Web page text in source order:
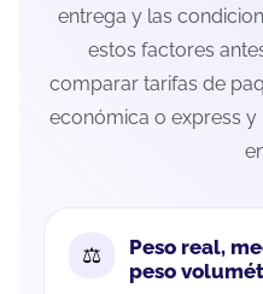
entrega y las
estos factores
comparar tarifas de
económica o express
Peso real,
peso